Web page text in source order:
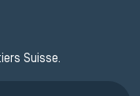
Suisse.